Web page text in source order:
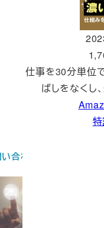
合わせ
仕事を30分単位
ばしをなくし